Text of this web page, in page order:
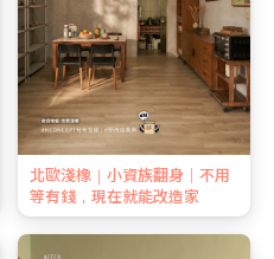
北歐淺橡｜小資族翻身｜不用
等有錢，現在就能改造家